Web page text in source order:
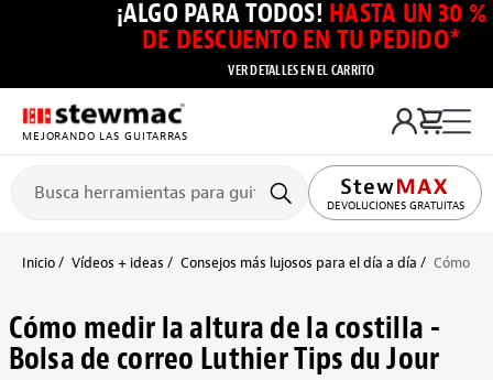
¡ALGO PARA TODOS! HASTA UN 30 %
DE DESCUENTO EN TU PEDIDO*
VER DETALLES EN EL CARRITO
MEJORANDO LAS GUITARRAS
DEVOLUCIONES GRATUITAS
Inicio Vídeos + ideas Consejos más lujosos para el día a día Cómo
Cómo medir la altura de la costilla -
Bolsa de correo Luthier Tips du Jour